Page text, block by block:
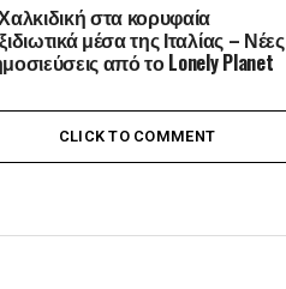
στα κορυφαία
μέσα της Ιταλίας – Νέες
από το Lonely Planet
Italia
CLICK TO COMMENT